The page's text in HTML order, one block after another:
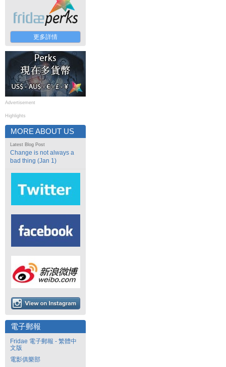
更多詳情
Advertisement
Highlights
MORE ABOUT US
Latest Blog Post
Change is not always a
bad thing (Jan 1)
電子郵報
Fridae 電子郵報 - 繁體中
文版
電影俱樂部